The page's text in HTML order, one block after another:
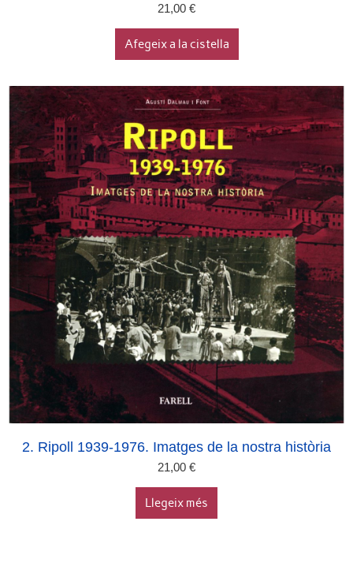
21,00 €
Afegeix a la cistella
2. Ripoll 1939-1976. Imatges de la nostra història
21,00 €
Llegeix més